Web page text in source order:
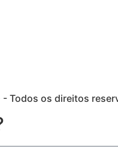
Todos os direitos